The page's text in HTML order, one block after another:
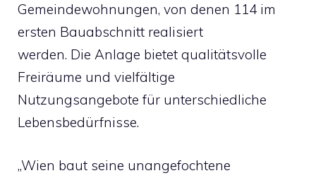
Gemeindewohnungen, von denen 114 im
ersten Bauabschnitt realisiert
werden. Die Anlage bietet qualitätsvolle
Freiräume und vielfältige
Nutzungsangebote für unterschiedliche
Lebensbedürfnisse.
„Wien baut seine unangefochtene